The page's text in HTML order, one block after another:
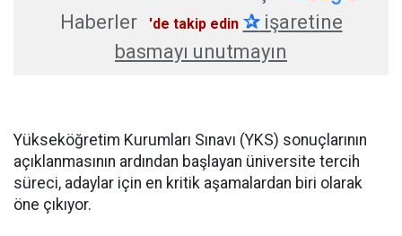
Haberler
'de takip edin ✰işaretine
basmayı unutmayın
Yükseköğretim Kurumları Sınavı (YKS) sonuçlarının
açıklanmasının ardından başlayan üniversite tercih
süreci, adaylar için en kritik aşamalardan biri olarak
öne çıkıyor.